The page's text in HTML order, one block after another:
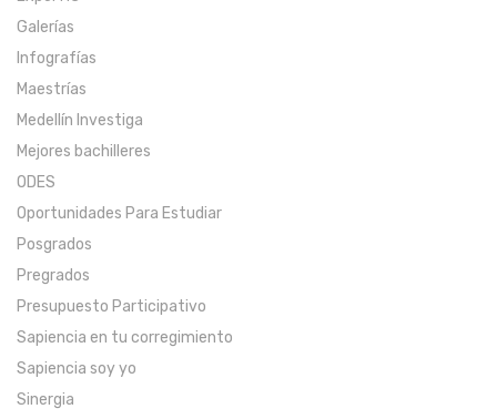
Galerías
Infografías
Maestrías
Medellín Investiga
Mejores bachilleres
ODES
Oportunidades Para Estudiar
Posgrados
Pregrados
Presupuesto Participativo
Sapiencia en tu corregimiento
Sapiencia soy yo
Sinergia